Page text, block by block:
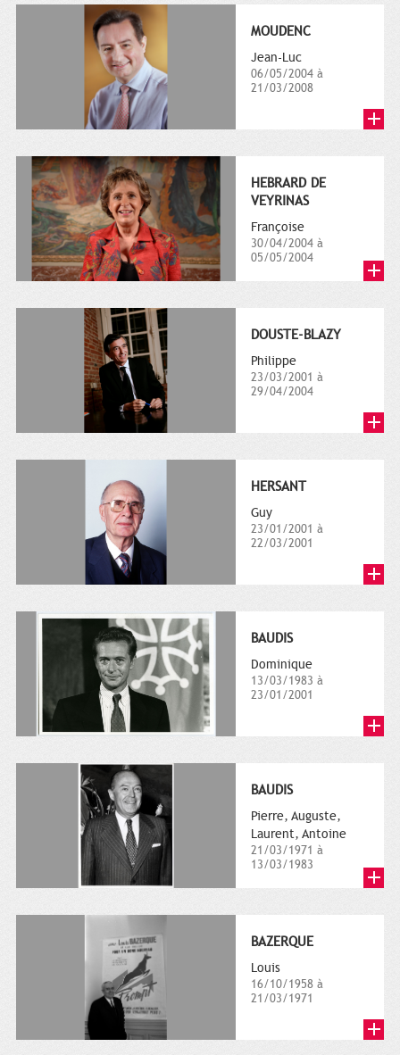
MOUDENC
Jean-Luc
06/05/2004 à
21/03/2008
HEBRARD DE
VEYRINAS
Françoise
30/04/2004 à
05/05/2004
DOUSTE-BLAZY
Philippe
23/03/2001 à
29/04/2004
HERSANT
Guy
23/01/2001 à
22/03/2001
BAUDIS
Dominique
13/03/1983 à
23/01/2001
BAUDIS
Pierre, Auguste,
Laurent, Antoine
21/03/1971 à
13/03/1983
BAZERQUE
Louis
16/10/1958 à
21/03/1971